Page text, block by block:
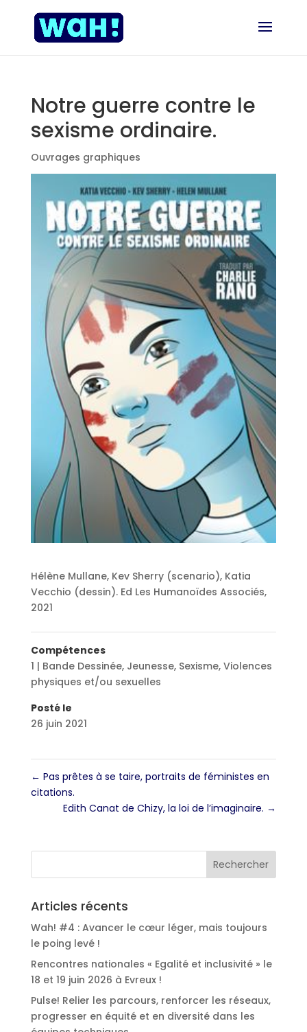
Notre guerre contre le
sexisme ordinaire.
Ouvrages graphiques
Hélène Mullane, Kev Sherry (scenario), Katia
Vecchio (dessin). Ed Les Humanoïdes Associés,
2021
Compétences
1 | Bande Dessinée, Jeunesse, Sexisme, Violences
physiques et/ou sexuelles
Posté le
26 juin 2021
← Pas prêtes à se taire, portraits de féministes en
citations.
Edith Canat de Chizy, la loi de l’imaginaire. →
Articles récents
Wah! #4 : Avancer le cœur léger, mais toujours
le poing levé !
Rencontres nationales « Egalité et inclusivité » le
18 et 19 juin 2026 à Evreux !
Pulse! Relier les parcours, renforcer les réseaux,
progresser en équité et en diversité dans les